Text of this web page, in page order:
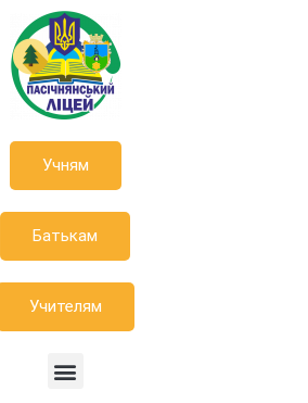
Учням
Батькам
Учителям